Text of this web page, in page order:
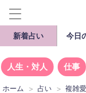
新着占い 今日
人生・対人 仕事
ホーム 占い 複雑